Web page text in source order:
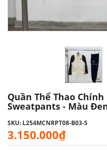
Quần Thể Thao
Sweatpants - Màu Đen
SKU: L254MCNRPT08-B03-S
3.150.000₫